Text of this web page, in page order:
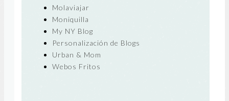
Molaviajar
Moniquilla
My NY Blog
Personalización de Blogs
Urban & Mom
Webos Fritos